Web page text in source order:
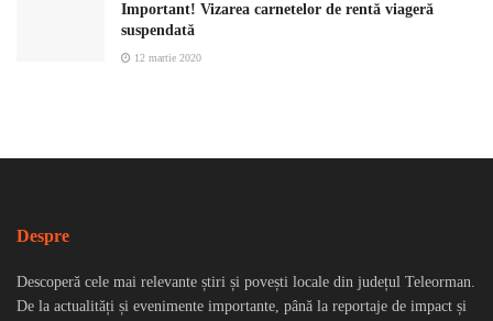
Important! Vizarea carnetelor de rentă viageră
suspendată
12 martie 2020
Despre
Descoperă cele mai relevante știri și povești locale din județul Teleorman.
De la actualități și evenimente importante, până la reportaje de impact și